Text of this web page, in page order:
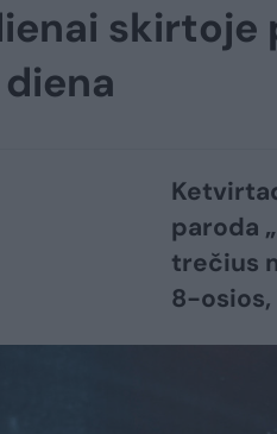
skirtoje
paroda
trečius
8-